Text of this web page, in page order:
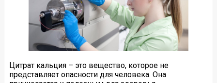
Цитрат кальция – это вещество, которое не
представляет опасности для человека. Она